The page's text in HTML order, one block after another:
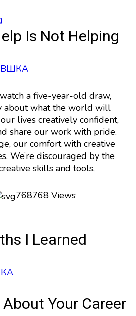
Is Not Helping
a five-year-old draw,
about what the world will
lives creatively confident,
share our work with pride.
our comfort with creative
We’re discouraged by the
skills and tools,
768768 Views
I Learned
Your Career